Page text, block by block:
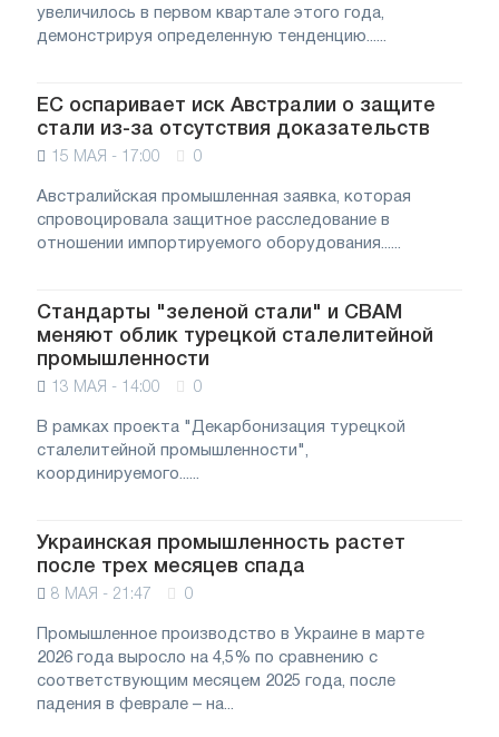
увеличилось в первом квартале этого года,
демонстрируя определенную тенденцию......
ЕС оспаривает иск Австралии о защите
стали из-за отсутствия доказательств
15 МАЯ - 17:00 0
Австралийская промышленная заявка, которая
спровоцировала защитное расследование в
отношении импортируемого оборудования......
Стандарты "зеленой стали" и CBAM
меняют облик турецкой сталелитейной
промышленности
13 МАЯ - 14:00 0
В рамках проекта "Декарбонизация турецкой
сталелитейной промышленности",
координируемого......
Украинская промышленность растет
после трех месяцев спада
8 МАЯ - 21:47 0
Промышленное производство в Украине в марте
2026 года выросло на 4,5% по сравнению с
соответствующим месяцем 2025 года, после
падения в феврале – на...